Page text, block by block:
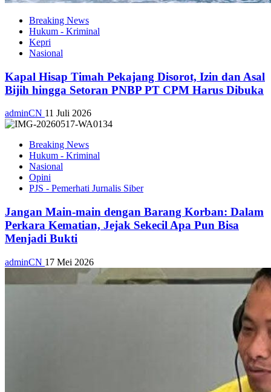
Breaking News
Hukum - Kriminal
Kepri
Nasional
Kapal Hisap Timah Pekajang Disorot, Izin dan Asal
Bijih hingga Setoran PNBP PT CPM Harus Dibuka
adminCN 11 Juli 2026
Breaking News
Hukum - Kriminal
Nasional
Opini
PJS - Pemerhati Jurnalis Siber
Jangan Main-main dengan Barang Korban: Dalam
Perkara Kematian, Jejak Sekecil Apa Pun Bisa
Menjadi Bukti
adminCN 17 Mei 2026